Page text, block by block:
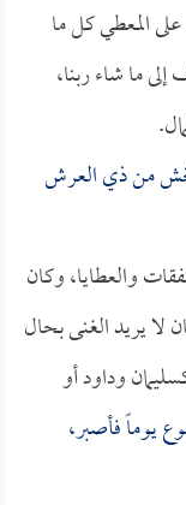
المعطي كل ما
ما شاء ربنا،
من ذي العرش
والعطايا، وكان
يريد الغنى بحال
وداود أو
يوماً فأصبر،